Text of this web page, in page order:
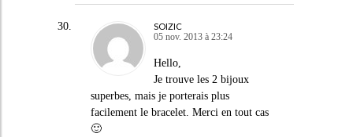
SOIZIC
05 nov. 2013 à 23:24
Hello,
Je trouve les 2 bijoux
superbes, mais je porterais plus
facilement le bracelet. Merci en tout cas
🙂